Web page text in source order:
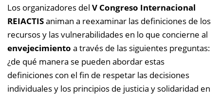
Los organizadores del V Congreso Internacional
REIACTISaniman a reexaminar las definiciones de los
recursos y las vulnerabilidades en lo que concierne al
envejecimiento a través de las siguientes preguntas:
¿de qué manera se pueden abordar estas
definiciones con el fin de respetar las decisiones
individuales y los principios de justicia y solidaridad en